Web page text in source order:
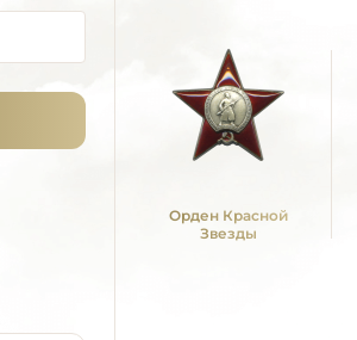
Орден Красной
Звезды